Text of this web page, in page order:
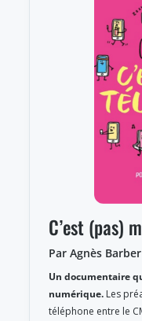
C’est (pas)
Par Agnès Barber
Un documentaire
numérique. Les
téléphone entre le